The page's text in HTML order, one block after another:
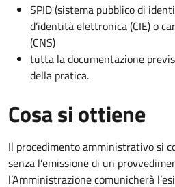
SPID (sistema pubblico di
d’identità elettronica (CIE) o
(CNS)
tutta la documentazione
della pratica.
Cosa si ottiene
Il procedimento amministrativo si
senza l’emissione di un
l’Amministrazione comunicherà